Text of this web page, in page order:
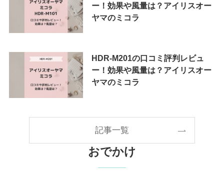
ー！効果や風量は？アイリスオー
ヤマのミコラ
HDR-M201の口コミ評判レビュ
ー！効果や風量は？アイリスオー
ヤマのミコラ
記事一覧
おでかけ